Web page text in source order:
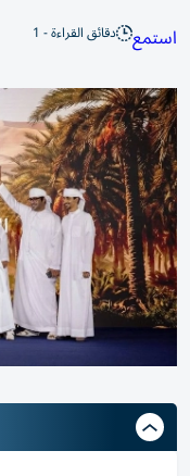
استمع دقائق القراءة - 1